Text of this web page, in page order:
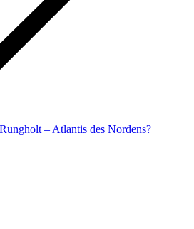
Rungholt – Atlantis des Nordens?